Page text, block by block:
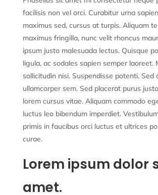
facilisis non vel orci. Curabitur urna
maximus sed, cursus at turpis. Aliquam
maximus fringilla, nunc velit rhoncus
ipsum justo malesuada lectus. Quisque
ligula, ac sodales sapien semper laoreet.
sollicitudin nisi. Suspendisse potenti. Sed
ullamcorper sem. Sed placerat purus
lorem cursus vitae. Aliquam commodo
luctus leo bibendum imperdiet.
primis in faucibus orci luctus et ultrices
curae.
Lorem ipsum dolor
amet.